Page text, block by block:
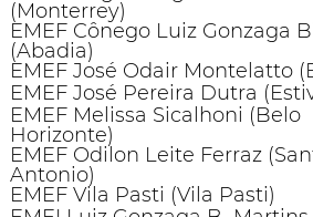
(Monterrey)
EMEF Cônego Luiz Gonzaga
(Abadia)
EMEF José Odair Montelatto
EMEF José Pereira Dutra
EMEF Melissa Sicalhoni (Belo
Horizonte)
EMEF Odilon Leite Ferraz
Antonio)
EMEF Vila Pasti (Vila Pasti)